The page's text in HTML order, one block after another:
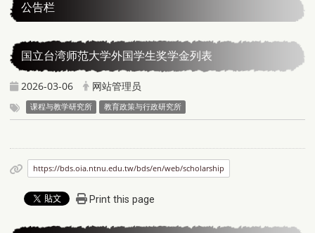
公告栏
国立台湾师范大学外国学生奖学金列表
2026-03-06 网站管理员
课程与教学研究所 教育政策与行政研究所
https://bds.oia.ntnu.edu.tw/bds/en/web/scholarship
Print this page